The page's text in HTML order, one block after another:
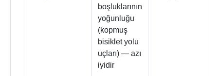
boşluklarının
yoğunluğu
(kopmuş
bisiklet yolu
uçları) — azı
iyidir